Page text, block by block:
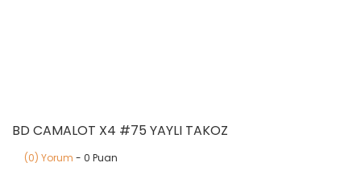
BD CAMALOT X4 #75 YAYLI TAKOZ
(0) Yorum - 0 Puan